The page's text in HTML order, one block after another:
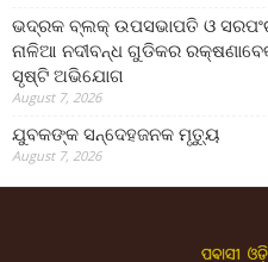
ଭଦ୍ରକ ବ୍ଲକ୍ ଉପସଭାପତି ଓ
ନାଳିଆ ନଦୀବନ୍ଧ ଗୁଡିକର
ସୃଷ୍ଟି ଅଭିଯୋଗ
August 7, 2026
ଯୁବକଙ୍କ ସନ୍ଦେହଜନକ ମୃତ୍ୟୁ
August 7, 2026